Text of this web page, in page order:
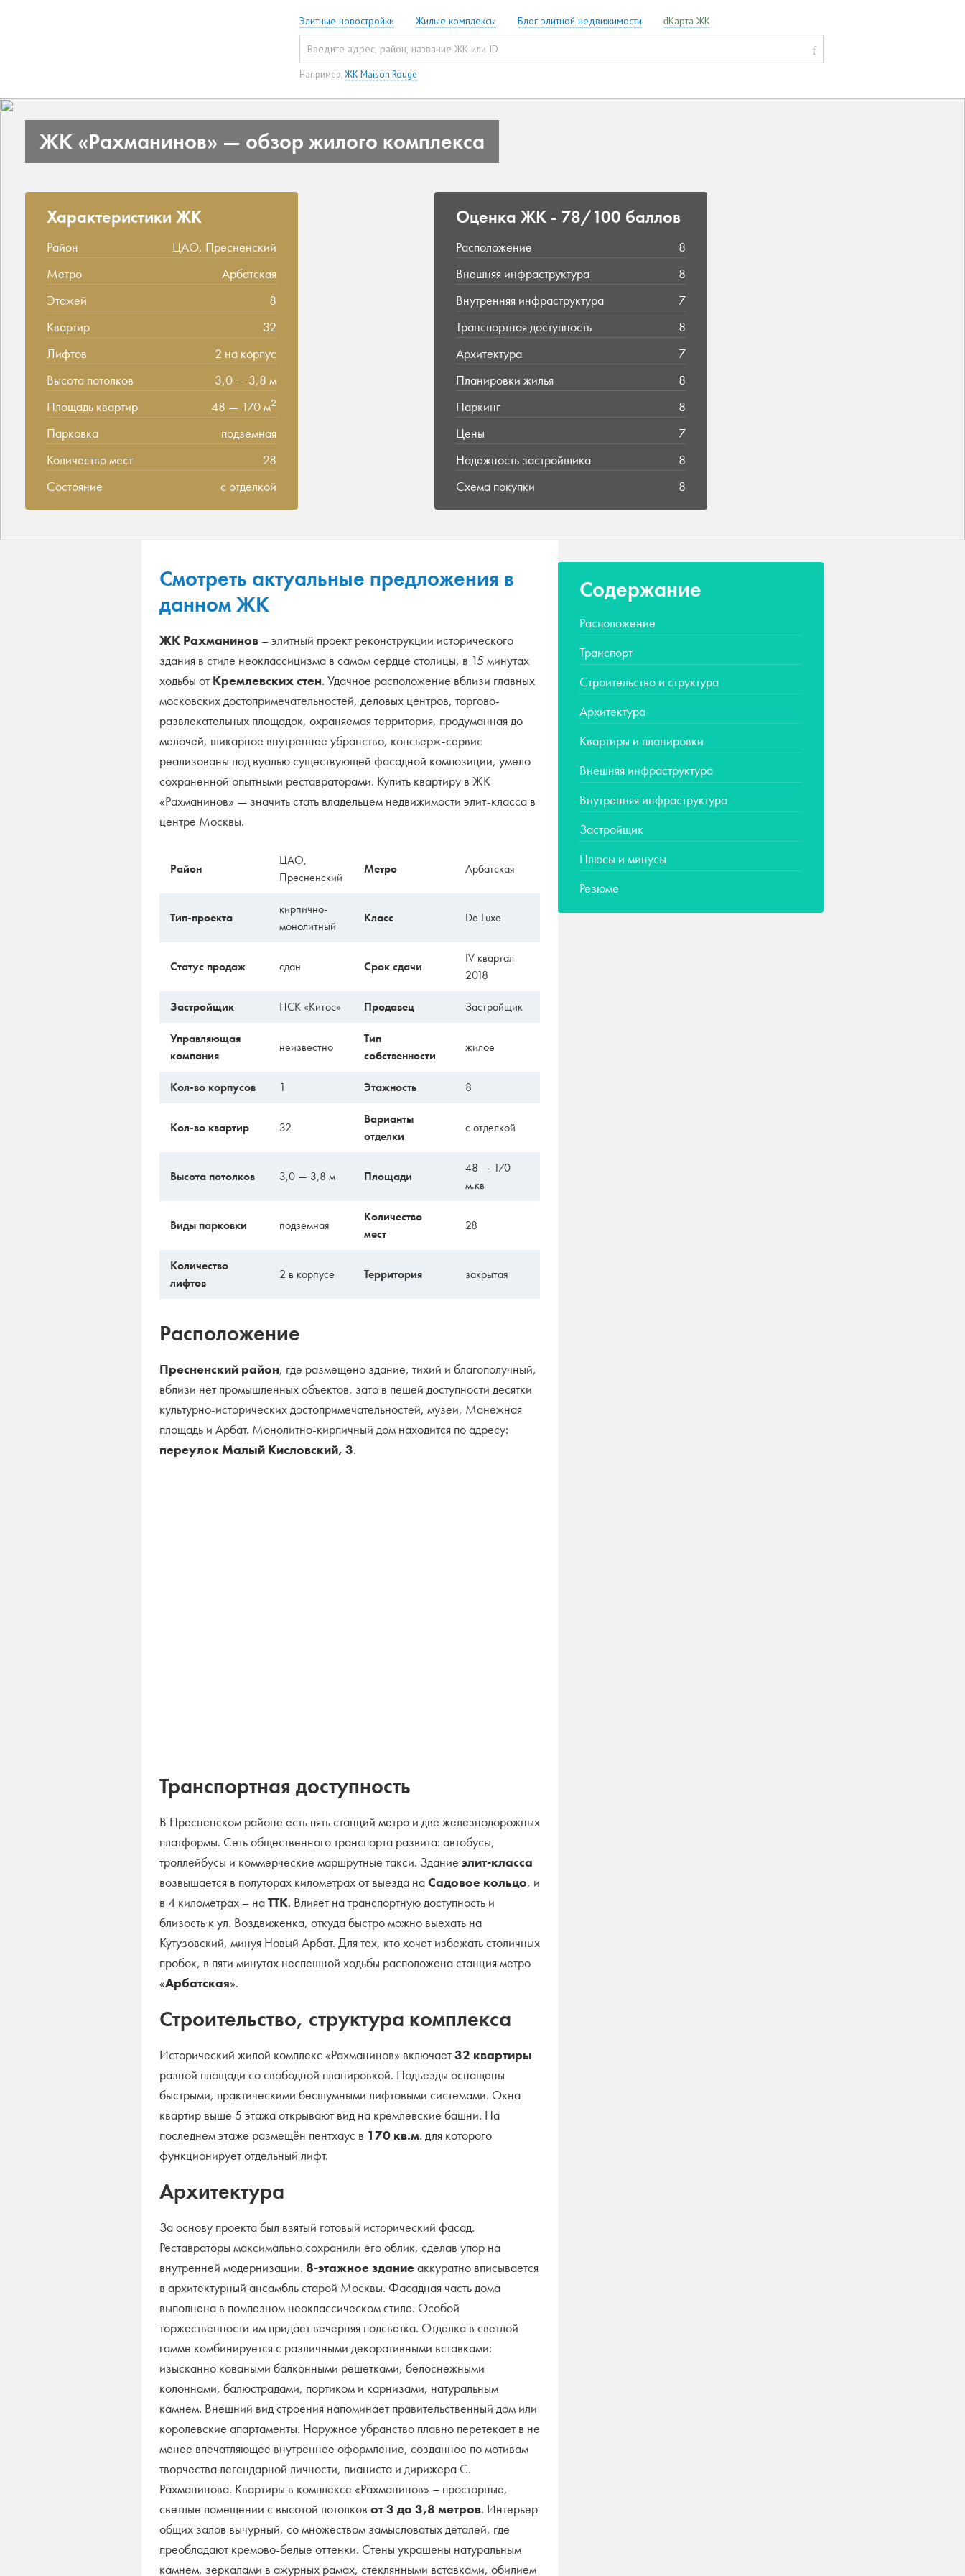
Элитные новостройки Жилые комплексы Блог элитной недвижимости Карта ЖК
Например,ЖК Maison Rouge
ЖК «Рахманинов» — обзор жилого комплекса
Характеристики ЖК
Район
ЦАО, Пресненский
Метро
Арбатская
Этажей
8
Квартир
32
Лифтов
2 на корпус
Высота потолков
3,0 — 3,8 м
Площадь квартир
48 — 170 м2
Парковка
подземная
Количество мест
28
Состояние
с отделкой
Оценка ЖК - 78/100 баллов
Расположение
8
Внешняя инфраструктура
8
Внутренняя инфраструктура
7
Транспортная доступность
8
Архитектура
7
Планировки жилья
8
Паркинг
8
Цены
7
Надежность застройщика
8
Схема покупки
8
Смотреть актуальные предложения в
данном ЖК
ЖК Рахманинов – элитный проект реконструкции исторического
здания в стиле неоклассицизма в самом сердце столицы, в 15 минутах
ходьбы отКремлевских стен. Удачное расположение вблизи главных
московских достопримечательностей, деловых центров, торгово-
развлекательных площадок, охраняемая территория, продуманная до
мелочей, шикарное внутреннее убранство, консьерж-сервис
реализованы под вуалью существующей фасадной композиции, умело
сохраненной опытными реставраторами. Купить квартиру в ЖК
«Рахманинов» — значить стать владельцем недвижимости элит-класса в
центре Москвы.
Район
ЦАО,
Пресненский
Метро Арбатская
Тип-проекта
кирпично-
монолитный
Класс De Luxe
Статус продаж сдан Срок сдачи
IV квартал
2018
Застройщик ПСК «Китос» Продавец Застройщик
Управляющая
компания
неизвестно
Тип
собственности
жилое
Кол-во корпусов 1 Этажность 8
Кол-во квартир 32
Варианты
отделки
с отделкой
Высота потолков 3,0 — 3,8 м Площади
48 — 170
м.кв
Виды парковки подземная
Количество
мест
28
Количество
лифтов
2 в корпусе Территория закрытая
Расположение
Пресненский район, где размещено здание, тихий и благополучный,
вблизи нет промышленных объектов, зато в пешей доступности десятки
культурно-исторических достопримечательностей, музеи, Манежная
площадь и Арбат. Монолитно-кирпичный дом находится по адресу:
переулок Малый Кисловский, 3.
Транспортная доступность
В Пресненском районе есть пять станций метро и две железнодорожных
платформы. Сеть общественного транспорта развита: автобусы,
троллейбусы и коммерческие маршрутные такси. Здание элит-класса
возвышается в полуторах километрах от выезда наСадовое кольцо, и
в 4 километрах – наТТК. Влияет на транспортную доступность и
близость к ул. Воздвиженка, откуда быстро можно выехать на
Кутузовский, минуя Новый Арбат. Для тех, кто хочет избежать столичных
пробок, в пяти минутах неспешной ходьбы расположена станция метро
«Арбатская».
Строительство, структура комплекса
Исторический жилой комплекс «Рахманинов» включает32 квартиры
разной площади со свободной планировкой. Подъезды оснащены
быстрыми, практическими бесшумными лифтовыми системами. Окна
квартир выше 5 этажа открывают вид на кремлевские башни. На
последнем этаже размещён пентхаус в 170 кв.м. для которого
функционирует отдельный лифт.
Архитектура
За основу проекта был взятый готовый исторический фасад.
Реставраторы максимально сохранили его облик, сделав упор на
внутренней модернизации. 8-этажное зданиеаккуратно вписывается
в архитектурный ансамбль старой Москвы. Фасадная часть дома
выполнена в помпезном неоклассическом стиле. Особой
торжественности им придает вечерняя подсветка. Отделка в светлой
гамме комбинируется с различными декоративными вставками:
изысканно коваными балконными решетками, белоснежными
колоннами, балюстрадами, портиком и карнизами, натуральным
камнем. Внешний вид строения напоминает правительственный дом или
королевские апартаменты. Наружное убранство плавно перетекает в не
менее впечатляющее внутреннее оформление, созданное по мотивам
творчества легендарной личности, пианиста и дирижера С.
Рахманинова. Квартиры в комплексе «Рахманинов» – просторные,
светлые помещении с высотой потолков от 3 до 3,8 метров. Интерьер
общих залов вычурный, со множеством замысловатых деталей, где
преобладают кремово-белые оттенки. Стены украшены натуральным
камнем, зеркалами в ажурных рамах, стеклянными вставками, обилием
Содержание
Расположение
Транспорт
Строительство и структура
Архитектура
Квартиры и планировки
Внешняя инфраструктура
Внутренняя инфраструктура
Застройщик
Плюсы и минусы
Резюме